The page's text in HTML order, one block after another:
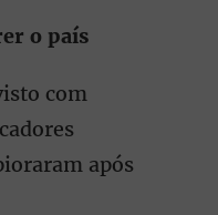
o país
com
após